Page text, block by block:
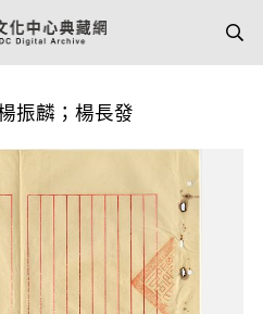
振麟；楊長發